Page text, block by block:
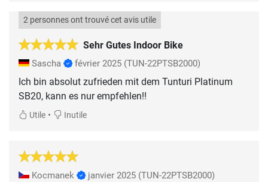
Sehr Gutes Indoor Bike
2 personnes ont trouvé cet avis utile
Sascha février 2025 (TUN-22PTSB2000)
Ich bin absolut zufrieden mit dem Tunturi Platinum
SB20, kann es nur empfehlen!!
Utile • Inutile
Kocmanek janvier 2025 (TUN-22PTSB2000)